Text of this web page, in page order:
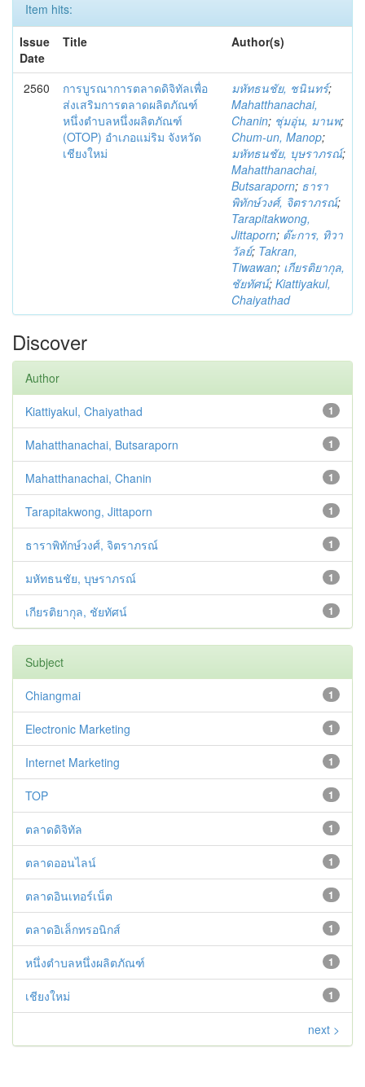
Item hits:
Issue
Date
Title Author(s)
2560
การบูรณาการตลาดดิจิทัลเพื่อ
ส่งเสริมการตลาดผลิตภัณฑ์
หนึ่งตำบลหนึ่งผลิตภัณฑ์
(OTOP) อำเภอแม่ริม จังหวัด
เชียงใหม่
มหัทธนชัย, ชนินทร์;
Mahatthanachai,
Chanin; ชุ่มอุ่น, มานพ;
Chum-un, Manop;
มหัทธนชัย, บุษราภรณ์;
Mahatthanachai,
Butsaraporn; ธารา
พิทักษ์วงศ์, จิตราภรณ์;
Tarapitakwong,
Jittaporn; ต๊ะการ, ทิวา
วัลย์; Takran,
Tiwawan; เกียรติยากุล,
ชัยทัศน์; Kiattiyakul,
Chaiyathad
Discover
Author
1
Kiattiyakul, Chaiyathad
1
Mahatthanachai, Butsaraporn
1
Mahatthanachai, Chanin
1
Tarapitakwong, Jittaporn
1
ธาราพิทักษ์วงศ์, จิตราภรณ์
1
มหัทธนชัย, บุษราภรณ์
1
เกียรติยากุล, ชัยทัศน์
Subject
1
Chiangmai
1
Electronic Marketing
1
Internet Marketing
1
TOP
1
ตลาดดิจิทัล
1
ตลาดออนไลน์
1
ตลาดอินเทอร์เน็ต
1
ตลาดอิเล็กทรอนิกส์
1
หนึ่งตำบลหนึ่งผลิตภัณฑ์
1
เชียงใหม่
next >